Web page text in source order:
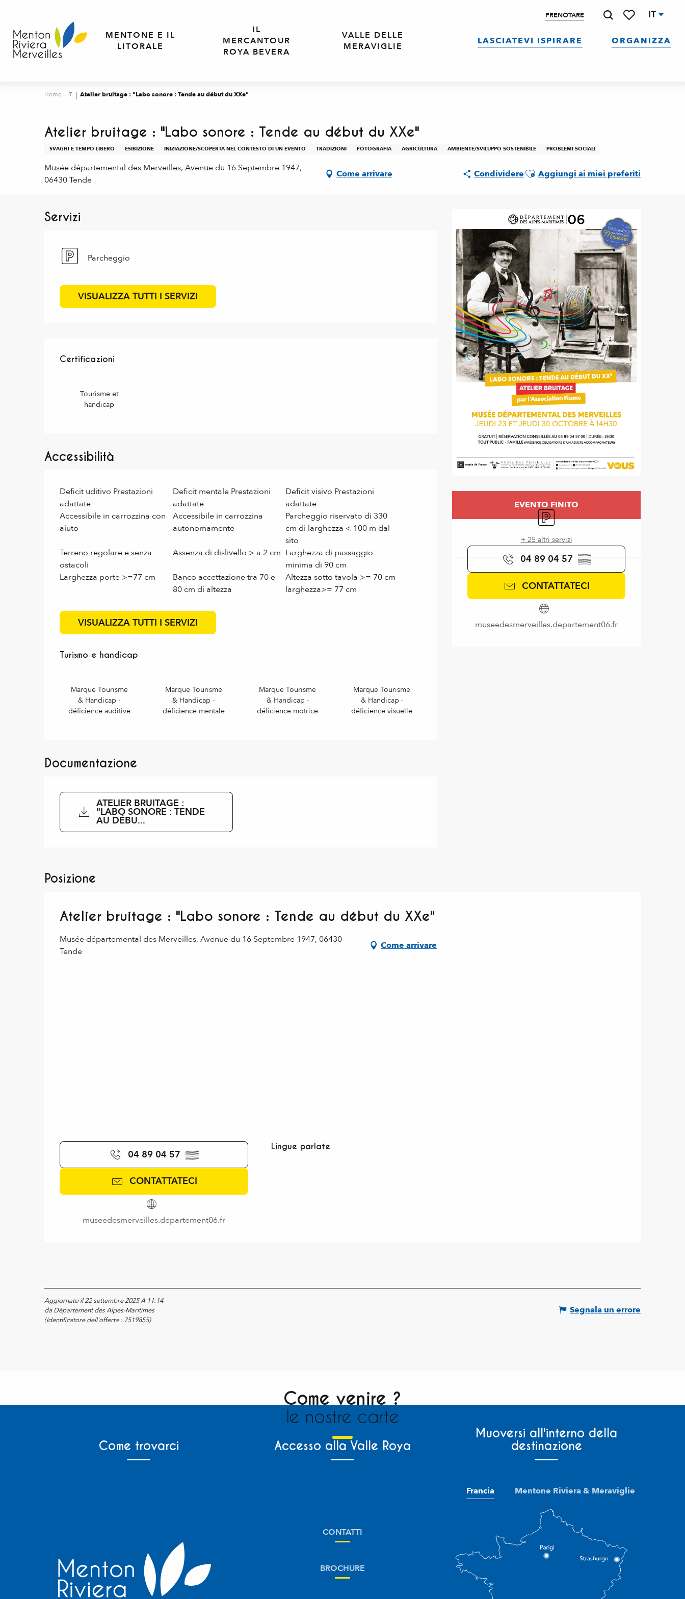
contenu
principal
PRENOTARE IT
MENTONE E IL
LITORALE
IL
MERCANTOUR
ROYA BEVERA
VALLE DELLE
MERAVIGLIE
LASCIATEVI ISPIRARE ORGANIZZA
Home – IT Atelier bruitage : "Labo sonore : Tende au début du XXe"
Atelier bruitage : "Labo sonore : Tende au début du XXe"
SVAGHI E TEMPO LIBERO ESIBIZIONE INIZIAZIONE/SCOPERTA NEL CONTESTO DI UN EVENTO TRADIZIONI FOTOGRAFIA AGRICULTURA AMBIENTE/SVILUPPO SOSTENIBILE PROBLEMI SOCIALI
Musée départemental des Merveilles, Avenue du 16 Septembre 1947,
06430 Tende
Come arrivare CondividereAjouter aux favoris
Aggiungi ai miei preferiti
Orari e contatti
EVENTO FINITO
Parcheggio
+ 25 altri servizi
04 89 04 57 ▒▒
CONTATTATECI
museedesmerveilles.departement06.fr
Servizi
Parcheggio
VISUALIZZA TUTTI I SERVIZI
Offerte di prestazioni
Certificazioni
Certificazioni
Tourisme et
handicap
Accessibilità
Deficit uditivo Prestazioni
adattate
Deficit mentale Prestazioni
adattate
Deficit visivo Prestazioni
adattate
Accessibile in carrozzina con
aiuto
Accessibile in carrozzina
autonomamente
Parcheggio riservato di 330
cm di larghezza < 100 m dal
sito
Terreno regolare e senza
ostacoli
Assenza di dislivello > a 2 cm Larghezza di passaggio
minima di 90 cm
Larghezza porte >=77 cm
Banco accettazione tra 70 e
80 cm di altezza
Altezza sotto tavola >= 70 cm
larghezza>= 77 cm
VISUALIZZA TUTTI I SERVIZI
Turismo e handicap
Turismo e handicap
Marque Tourisme
& Handicap -
déficience auditive
Marque Tourisme
& Handicap -
déficience mentale
Marque Tourisme
& Handicap -
déficience motrice
Marque Tourisme
& Handicap -
déficience visuelle
Documentazione
ATELIER BRUITAGE :
"LABO SONORE : TENDE
AU DÉBU...
Posizione
Atelier bruitage : "Labo sonore : Tende au début du XXe"
Musée départemental des Merveilles, Avenue du 16 Septembre 1947, 06430
Tende
Come arrivare
04 89 04 57 ▒▒
CONTATTATECI
museedesmerveilles.departement06.fr
Lingue parlate
Lingue parlate
Aggiornato il 22 settembre 2025 A 11:14
da Département des Alpes-Maritimes
(Identificatore dell'offerta : 7519855)
Segnala un errore
Come venire ?
le nostre carte
Come trovarci Accesso alla Valle Roya
Muoversi all'interno della
destinazione
CONTATTI
BROCHURE
Francia Mentone Riviera & Meraviglie